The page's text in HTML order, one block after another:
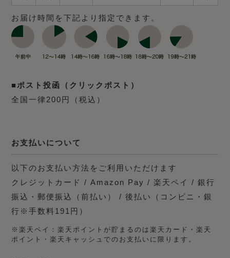
お届け時間を下記より指定できます。
■ポスト投函（クリックポスト）
全国一律200円（税込）
お支払いについて
以下のお支払い方法をご利用いただけます
クレジットカード / Amazon Pay / 楽天ペイ / 銀行
振込・郵便振込（前払い） / 後払い（コンビニ・銀
行※手数料191円）
※楽天ペイ：楽天ポイントが貯まるのは楽天カード・楽天
ポイント・楽天キャッシュでのお支払いに限ります。